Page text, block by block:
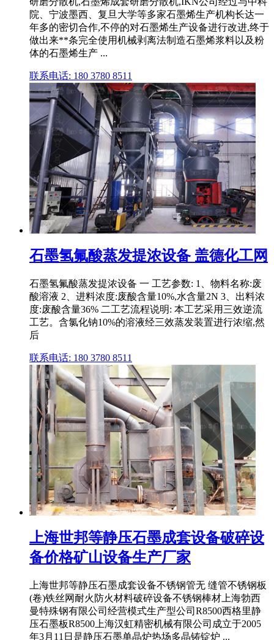
院、宁波墨西、复旦大学等多家石墨烯生产机构长达一
年多的密切合作,不停的对石墨烯生产设备进行改进,终于
做出来**条完全使用机械剥离法制造石墨烯浆料以及粉
体的石墨烯生产 ...
联系电话: 180 3780 8511
石墨氢氟酸蒸发提浓设备 盖德化工网
石墨氢氟酸蒸发提浓设备 一 工艺参数: 1、物料名称:废
酸溶液 2、进料浓度:废酸含量10%,水含量2N 3、出料浓
度:废酸含量36% 二工艺流程说明: 本工艺采用三效逆流
工艺。含氯化钠10%的溶液经三效蒸发装置进行浓缩,然
后
联系电话: 180 3780 8511
上海世邦等静压石墨成套设备破碎设
备价格矿山设备生产厂家
上海世邦等静压石墨成套设备不锈钢管无 缝管不锈钢板
(卷)铁丝网耐火防火材料破碎设备不锈钢棒材上海勃西
曼特殊钢有限公司经营模式生产型公司R8500西格里静
压石墨板R8500上海汉虹精密机械有限公司成立于2005
年3月11日是静压石墨单晶炉热场多晶铸锭炉 ...